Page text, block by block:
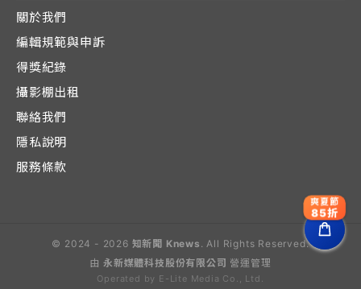
關於我們
編輯規範與申訴
得獎紀錄
攝影棚出租
聯絡我們
隱私說明
服務條款
© 2024 - 2026 知新聞 Knews . All Rights Reserved.
由 永新媒體科技股份有限公司 營運管理
Operated by E-Lite Media Co., Ltd.
爽夏節
85折